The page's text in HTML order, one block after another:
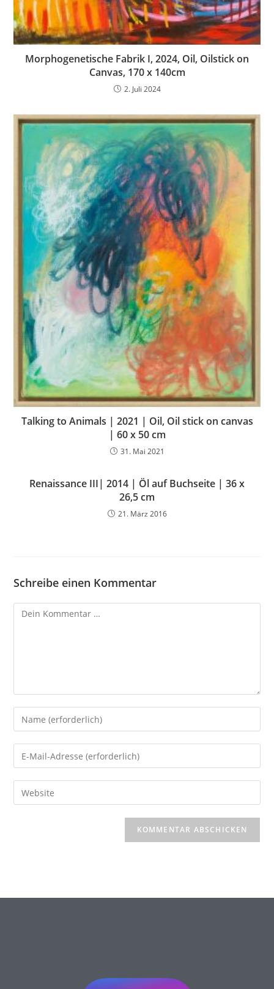
Morphogenetische Fabrik I, 2024, Oil, Oilstick on
Canvas, 170 x 140cm
2. Juli 2024
Talking to Animals | 2021 | Oil, Oil stick on canvas
| 60 x 50 cm
31. Mai 2021
Renaissance III| 2014 | Öl auf Buchseite | 36 x
26,5 cm
21. März 2016
Schreibe einen Kommentar